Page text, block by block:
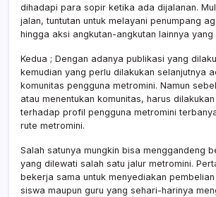
dihadapi para sopir ketika ada dijalanan.
jalan, tuntutan untuk melayani penumpang
hingga aksi angkutan-angkutan lainnya
Kedua ; Dengan adanya publikasi yang
kemudian yang perlu dilakukan selanjutnya
komunitas pengguna metromini. Namun
atau menentukan komunitas, harus
terhadap profil pengguna metromini
rute metromini.
Salah satunya mungkin bisa menggandeng
yang dilewati salah satu jalur metromini.
bekerja sama untuk menyediakan
siswa maupun guru yang sehari-harinya